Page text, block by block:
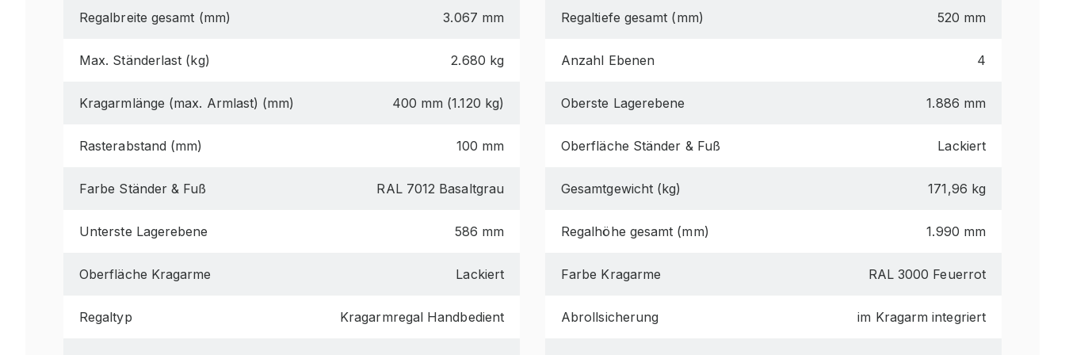
Regalbreite gesamt (mm) 3.067 mm Regaltiefe gesamt (mm) 520 mm
Max. Ständerlast (kg) 2.680 kg Anzahl Ebenen 4
Kragarmlänge (max. Armlast) (mm) 400 mm (1.120 kg) Oberste Lagerebene 1.886 mm
Rasterabstand (mm) 100 mm Oberfläche Ständer & Fuß Lackiert
Farbe Ständer & Fuß RAL 7012 Basaltgrau Gesamtgewicht (kg) 171,96 kg
Unterste Lagerebene 586 mm Regalhöhe gesamt (mm) 1.990 mm
Oberfläche Kragarme Lackiert Farbe Kragarme RAL 3000 Feuerrot
Regaltyp Kragarmregal Handbedient Abrollsicherung im Kragarm integriert